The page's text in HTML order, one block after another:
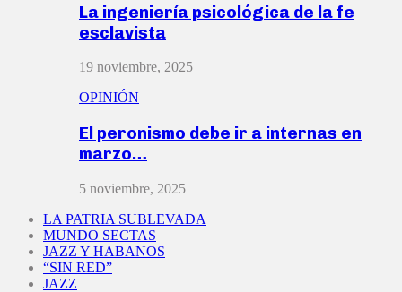
La ingeniería psicológica de la fe
esclavista
19 noviembre, 2025
OPINIÓN
El peronismo debe ir a internas en
marzo…
5 noviembre, 2025
LA PATRIA SUBLEVADA
MUNDO SECTAS
JAZZ Y HABANOS
“SIN RED”
JAZZ